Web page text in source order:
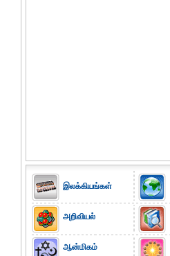
இலக்கியங்கள்
அறிவியல்
ஆன்மிகம்